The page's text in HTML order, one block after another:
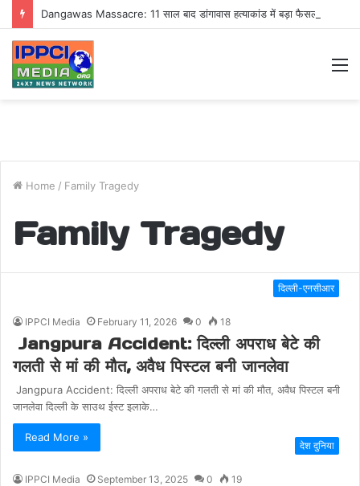
Home / Family Tragedy
Family Tragedy
दिल्ली-एनसीआर
IPPCI Media February 11, 2026 0 18
Jangpura Accident: दिल्ली अपराध बेटे की
गलती से मां की मौत, अवैध पिस्टल बनी जानलेवा
Jangpura Accident: दिल्ली अपराध बेटे की गलती से मां की मौत, अवैध पिस्टल बनी
जानलेवा दिल्ली के साउथ ईस्ट इलाके…
Read More »
देश दुनिया
IPPCI Media September 13, 2025 0 19